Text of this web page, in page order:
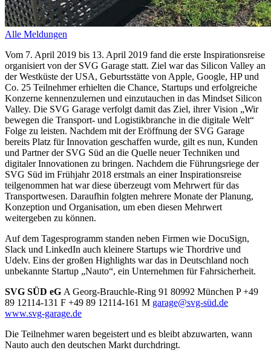
Alle Meldungen
Vom 7. April 2019 bis 13. April 2019 fand die erste Inspirationsreise
organisiert von der SVG Garage statt. Ziel war das Silicon Valley an
der Westküste der USA, Geburtsstätte von Apple, Google, HP und
Co. 25 Teilnehmer erhielten die Chance, Startups und erfolgreiche
Konzerne kennenzulernen und einzutauchen in das Mindset Silicon
Valley. Die SVG Garage verfolgt damit das Ziel, ihrer Vision „Wir
bewegen die Transport- und Logistikbranche in die digitale Welt“
Folge zu leisten. Nachdem mit der Eröffnung der SVG Garage
bereits Platz für Innovation geschaffen wurde, gilt es nun, Kunden
und Partner der SVG Süd an die Quelle neuer Techniken und
digitaler Innovationen zu bringen. Nachdem die Führungsriege der
SVG Süd im Frühjahr 2018 erstmals an einer Inspirationsreise
teilgenommen hat war diese überzeugt vom Mehrwert für das
Transportwesen. Daraufhin folgten mehrere Monate der Planung,
Konzeption und Organisation, um eben diesen Mehrwert
weitergeben zu können.
Auf dem Tagesprogramm standen neben Firmen wie DocuSign,
Slack und LinkedIn auch kleinere Startups wie Thordrive und
Udelv. Eins der großen Highlights war das in Deutschland noch
unbekannte Startup „Nauto“, ein Unternehmen für Fahrsicherheit.
SVG SÜD eG A Georg-Brauchle-Ring 91 80992 München P +49
89 12114-131 F +49 89 12114-161 M garage@svg-süd.de
www.svg-garage.de
Die Teilnehmer waren begeistert und es bleibt abzuwarten, wann
Nauto auch den deutschen Markt durchdringt.